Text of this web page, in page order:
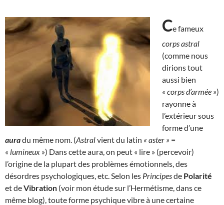
Ce fameux
corps astral
(comme nous
dirions tout
aussi bien
« corps d’armée »)
rayonne à
l’extérieur sous
forme d’une
auradu même nom. (Astralvient du latin « aster » =
« lumineux ») Dans cette aura, on peut « lire » (percevoir)
l’origine de la plupart des problèmes émotionnels, des
désordres psychologiques, etc. Selon les Principesde Polarité
et deVibration (voir mon étude sur l’Hermétisme, dans ce
même blog), toute forme psychique vibre à une certaine